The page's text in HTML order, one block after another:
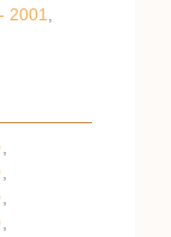
2001,
,
,
,
,